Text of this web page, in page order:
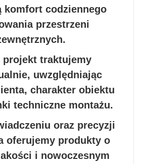
komfort codziennego
przestrzeni
projekt traktujemy
uwzględniając
charakter obiektu
techniczne montażu.
oraz precyzji
oferujemy produkty o
i nowoczesnym